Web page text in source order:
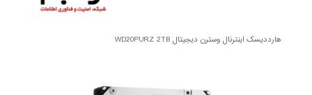
هارددیسک اینترنال وسترن دیجیتال WD20PURZ 2TB